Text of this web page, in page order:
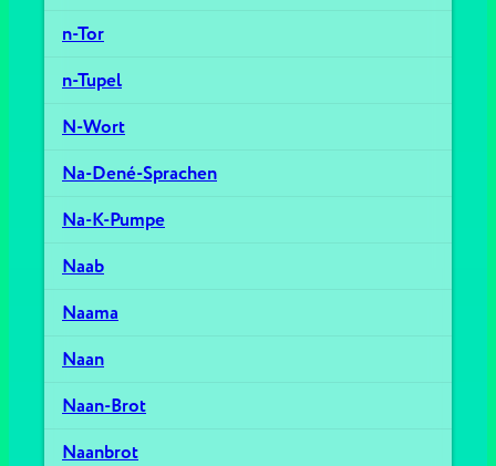
n-Tor
n-Tupel
N-Wort
Na-Dené-Sprachen
Na-K-Pumpe
Naab
Naama
Naan
Naan-Brot
Naanbrot